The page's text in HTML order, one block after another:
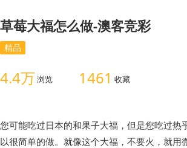
草莓大福怎么做-澳客竞彩
精品
4.4万 浏览 1461 收藏
您可能吃过日本的和果子大福，但是您吃过
以很简单的做。就像这个大福，不要火，就